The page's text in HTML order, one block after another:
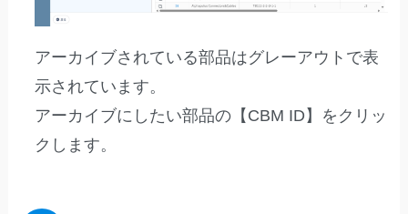
アーカイブされている部品はグレーアウトで表
示されています。
アーカイブにしたい部品の【CBM ID】をクリッ
クします。